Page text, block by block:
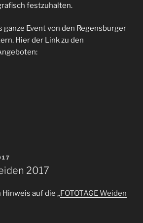
festzuhalten.
ganze Event von den Regensburger
Hier der Link zu den
2017
auf die „FOTOTAGE Weiden